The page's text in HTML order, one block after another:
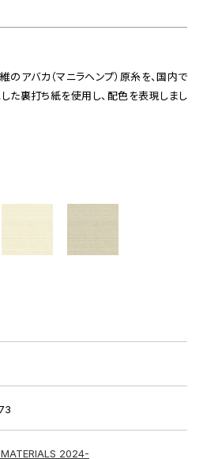
シーサイトマップ関連団体リンク集
のアバカ（マニラヘンプ）原糸を、国内で
た裏打ち紙を使用し、配色を表現しまし
2024-